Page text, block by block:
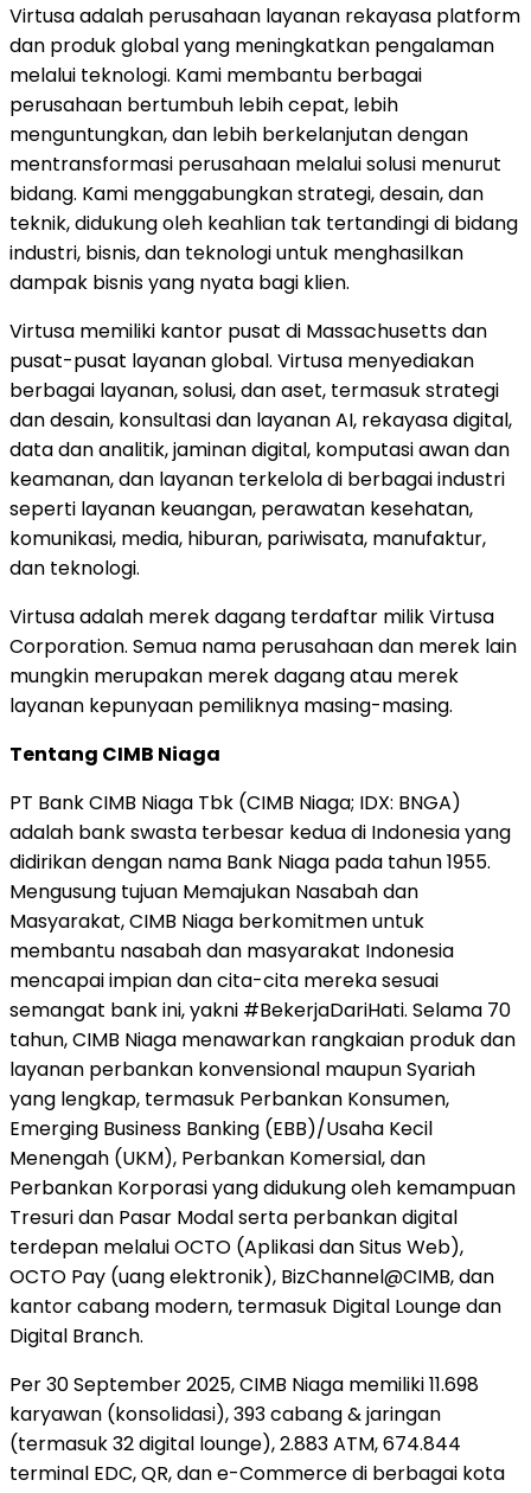
Virtusa adalah perusahaan layanan rekayasa platform
dan produk global yang meningkatkan pengalaman
melalui teknologi. Kami membantu berbagai
perusahaan bertumbuh lebih cepat, lebih
menguntungkan, dan lebih berkelanjutan dengan
mentransformasi perusahaan melalui solusi menurut
bidang. Kami menggabungkan strategi, desain, dan
teknik, didukung oleh keahlian tak tertandingi di bidang
industri, bisnis, dan teknologi untuk menghasilkan
dampak bisnis yang nyata bagi klien.
Virtusa memiliki kantor pusat di Massachusetts dan
pusat-pusat layanan global. Virtusa menyediakan
berbagai layanan, solusi, dan aset, termasuk strategi
dan desain, konsultasi dan layanan AI, rekayasa digital,
data dan analitik, jaminan digital, komputasi awan dan
keamanan, dan layanan terkelola di berbagai industri
seperti layanan keuangan, perawatan kesehatan,
komunikasi, media, hiburan, pariwisata, manufaktur,
dan teknologi.
Virtusa adalah merek dagang terdaftar milik Virtusa
Corporation. Semua nama perusahaan dan merek lain
mungkin merupakan merek dagang atau merek
layanan kepunyaan pemiliknya masing-masing.
Tentang CIMB Niaga
PT Bank CIMB Niaga Tbk (CIMB Niaga; IDX: BNGA)
adalah bank swasta terbesar kedua di Indonesia yang
didirikan dengan nama Bank Niaga pada tahun 1955.
Mengusung tujuan Memajukan Nasabah dan
Masyarakat, CIMB Niaga berkomitmen untuk
membantu nasabah dan masyarakat Indonesia
mencapai impian dan cita-cita mereka sesuai
semangat bank ini, yakni #BekerjaDariHati. Selama 70
tahun, CIMB Niaga menawarkan rangkaian produk dan
layanan perbankan konvensional maupun Syariah
yang lengkap, termasuk Perbankan Konsumen,
Emerging Business Banking (EBB)/Usaha Kecil
Menengah (UKM), Perbankan Komersial, dan
Perbankan Korporasi yang didukung oleh kemampuan
Tresuri dan Pasar Modal serta perbankan digital
terdepan melalui OCTO (Aplikasi dan Situs Web),
OCTO Pay (uang elektronik), BizChannel@CIMB, dan
kantor cabang modern, termasuk Digital Lounge dan
Digital Branch.
Per 30 September 2025, CIMB Niaga memiliki 11.698
karyawan (konsolidasi), 393 cabang & jaringan
(termasuk 32 digital lounge), 2.883 ATM, 674.844
terminal EDC, QR, dan e-Commerce di berbagai kota